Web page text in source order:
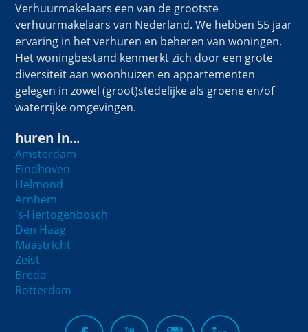
Verhuurmakelaars een van de grootste
verhuurmakelaars van Nederland. We hebben 55 jaar
ervaring in het verhuren en beheren van woningen.
Het woningbestand kenmerkt zich door een grote
diversiteit aan woonhuizen en appartementen
gelegen in zowel (groot)stedelijke als groene en/of
waterrijke omgevingen.
huren in...
Amsterdam
Eindhoven
Helmond
Arnhem
's-Hertogenbosch
Den Haag
Maastricht
Zeist
Breda
Rotterdam